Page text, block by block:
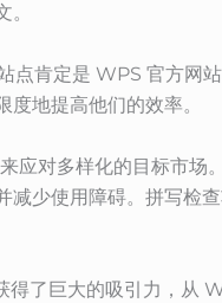
点肯定是 WPS 官方网
地提高他们的效率。
应对多样化的目标市
少使用障碍。拼写检
了巨大的吸引力，从